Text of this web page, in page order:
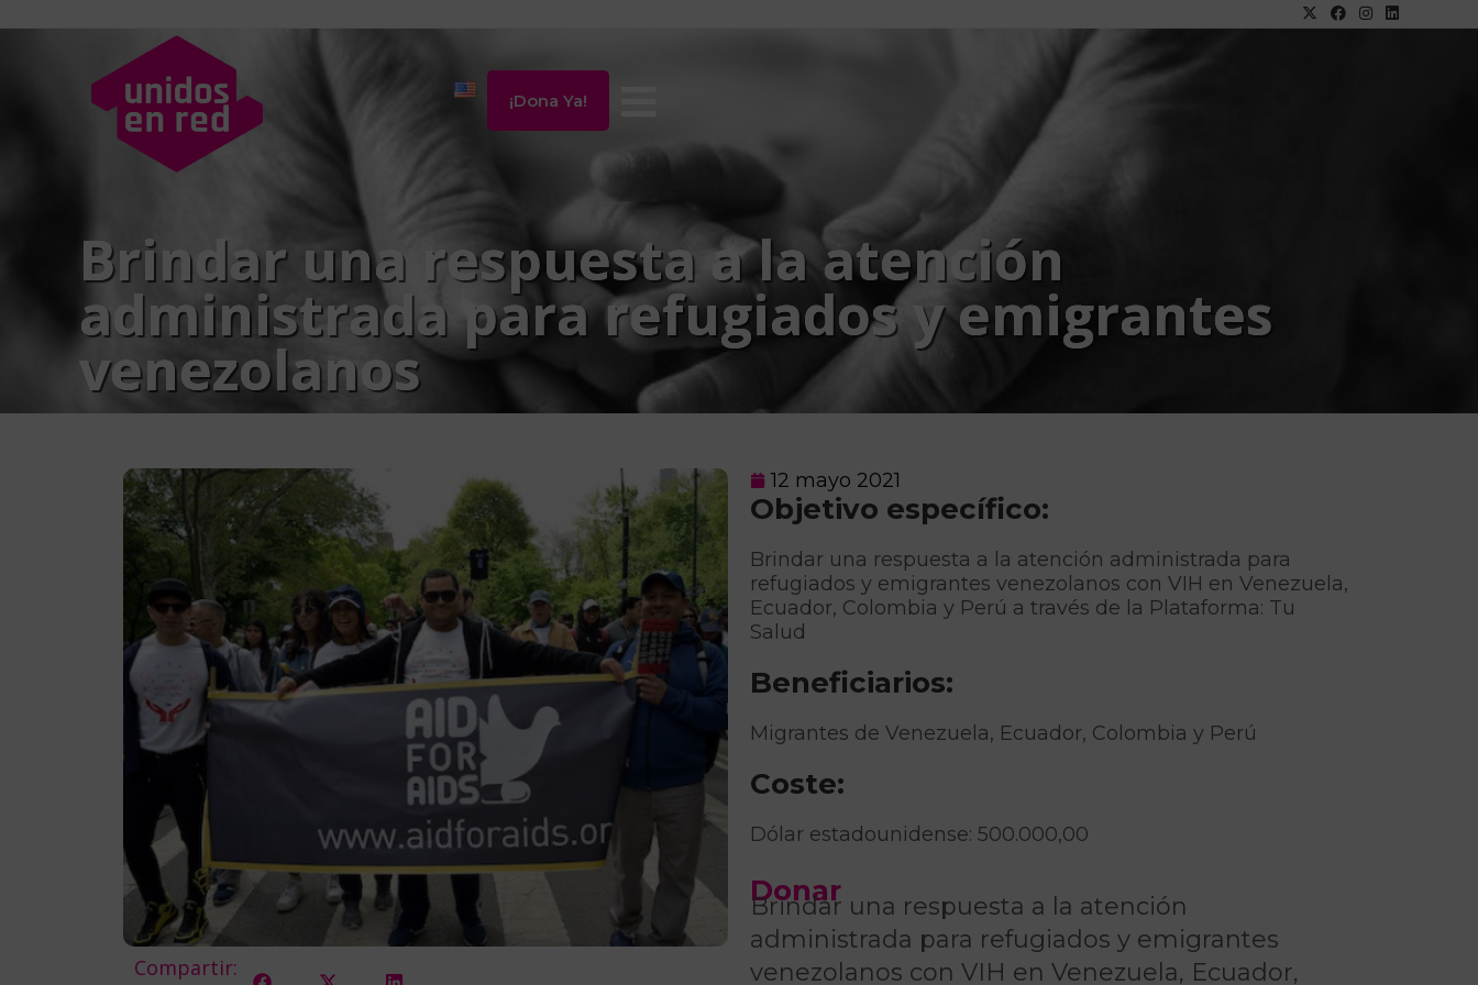
¡Dona Ya!
Brindar una respuesta a la atención
administrada para refugiados y emigrantes
venezolanos
Compartir:
12 mayo 2021
Objetivo específico:
Brindar una respuesta a la atención administrada para
refugiados y emigrantes venezolanos con VIH en Venezuela,
Ecuador, Colombia y Perú a través de la Plataforma: Tu
Salud
Beneficiarios:
Migrantes de Venezuela, Ecuador, Colombia y Perú
Coste:
Dólar estadounidense: 500.000,00
Donar
Brindar una respuesta a la atención
administrada para refugiados y emigrantes
venezolanos con VIH en Venezuela, Ecuador,